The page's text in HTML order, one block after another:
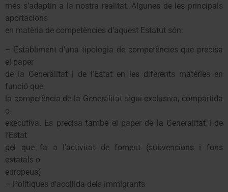
més s’adaptin a la nostra realitat. Algunes de les principals
aportacions
en matèria de competències d’aquest Estatut són:
– Establiment d’una tipologia de competències que precisa
el paper
de la Generalitat i de l’Estat en les diferents matèries en
funció que
la competència de la Generalitat sigui exclusiva, compartida
o
executiva. Es precisa també el paper de la Generalitat i de
l’Estat
pel que fa a l’activitat de foment (subvencions i fons
estatals o
europeus)
– Polítiques d’acollida dels immigrants